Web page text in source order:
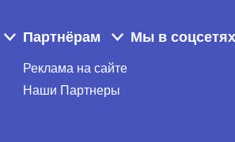
Партнёрам
Реклама на сайте
Наши Партнеры
Мы в соцсетях